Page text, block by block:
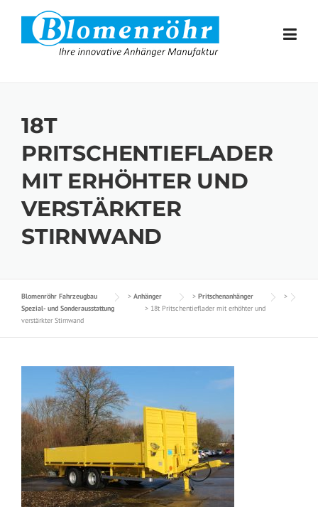
Skip to content
18T
PRITSCHENTIEFLADER
MIT ERHÖHTER UND
VERSTÄRKTER
STIRNWAND
Blomenröhr Fahrzeugbau > Anhänger > Pritschenanhänger
>
Spezial- und Sonderausstattung
> 18t Pritschentieflader mit erhöhter und
verstärkter Stirnwand